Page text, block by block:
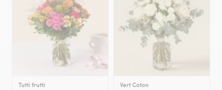
Tutti frutti Vert Coton